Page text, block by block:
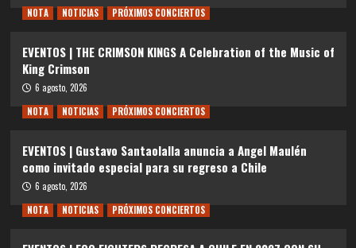
NOTA
NOTICIAS PRÓXIMOS CONCIERTOS
EVENTOS | THE CRIMSON KINGS A Celebration of the Music of
King Crimson
6 agosto, 2026
NOTA
NOTICIAS PRÓXIMOS CONCIERTOS
EVENTOS | Gustavo Santaolalla anuncia a Angel Maulén
como invitado especial para su regreso a Chile
6 agosto, 2026
NOTA
NOTICIAS PRÓXIMOS CONCIERTOS